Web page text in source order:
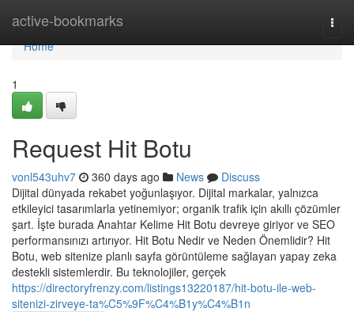
active-bookmarks
Home
Home
1
Request Hit Botu
vonl543uhv7 360 days ago News
Discuss
Dijital dünyada rekabet yoğunlaşıyor. Dijital markalar, yalnızca
etkileyici tasarımlarla yetinemiyor; organik trafik için akıllı çözümler
şart. İşte burada Anahtar Kelime Hit Botu devreye giriyor ve SEO
performansınızı artırıyor. Hit Botu Nedir ve Neden Önemlidir? Hit
Botu, web sitenize planlı sayfa görüntüleme sağlayan yapay zeka
destekli sistemlerdir. Bu teknolojiler, gerçek
https://directoryfrenzy.com/listings13220187/hit-botu-ile-web-
sitenizi-zirveye-ta%C5%9F%C4%B1y%C4%B1n